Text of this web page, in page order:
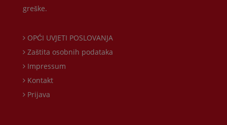
greške.
OPĆI UVJETI POSLOVANJA
Zaštita osobnih podataka
Impressum
Kontakt
Prijava